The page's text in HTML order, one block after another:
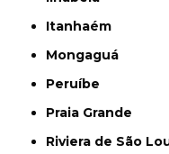
Itanhaém
Mongaguá
Peruíbe
Praia Grande
Riviera de São